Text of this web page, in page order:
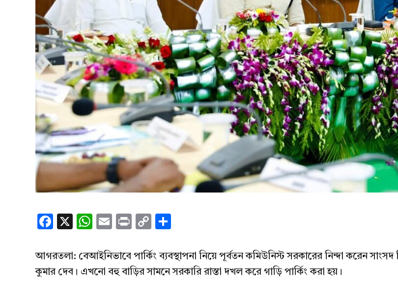
Facebook
X WhatsApp
EmailPrintCopy
আগরতলা: বেআইনিভাবে পার্কিং ব্যবস্থাপনা নিয়ে পূর্বতন কমিউনিস্ট সরকারের নিন্দা করেন সাংসদ
কুমার দেব। এখনো বহু বাড়ির সামনে সরকারি রাস্তা দখল করে গাড়ি পার্কিং করা হয়।